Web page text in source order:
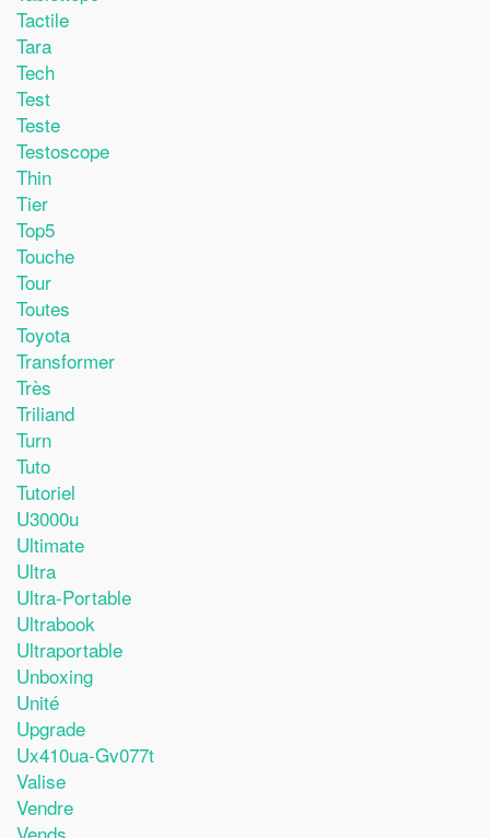
Tactile
Tara
Tech
Test
Teste
Testoscope
Thin
Tier
Top5
Touche
Tour
Toutes
Toyota
Transformer
Très
Triliand
Turn
Tuto
Tutoriel
U3000u
Ultimate
Ultra
Ultra-Portable
Ultrabook
Ultraportable
Unboxing
Unité
Upgrade
Ux410ua-Gv077t
Valise
Vendre